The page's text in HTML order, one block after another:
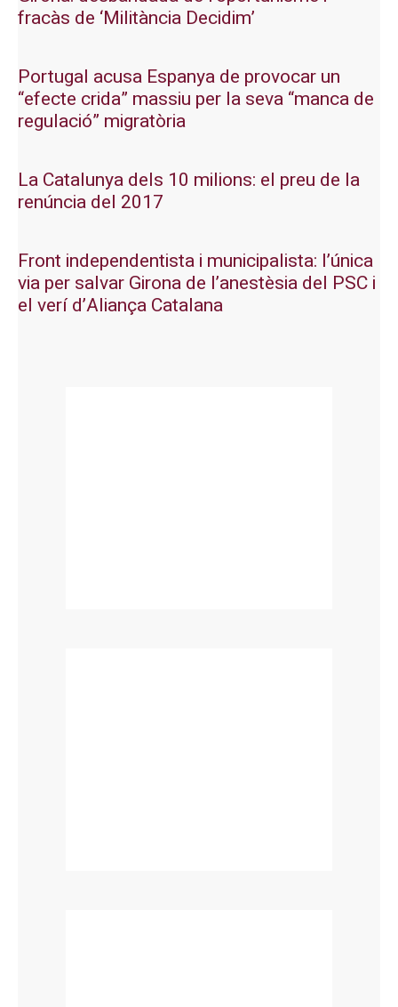
fracàs de ‘Militància Decidim’
Portugal acusa Espanya de provocar un
“efecte crida” massiu per la seva “manca de
regulació” migratòria
La Catalunya dels 10 milions: el preu de la
renúncia del 2017
Front independentista i municipalista: l’única
via per salvar Girona de l’anestèsia del PSC i
el verí d’Aliança Catalana